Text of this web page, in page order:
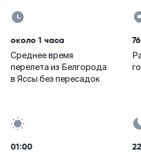
около 1 часа
Среднее время
перелета из Белгорода
в Яссы без пересадок
01:00